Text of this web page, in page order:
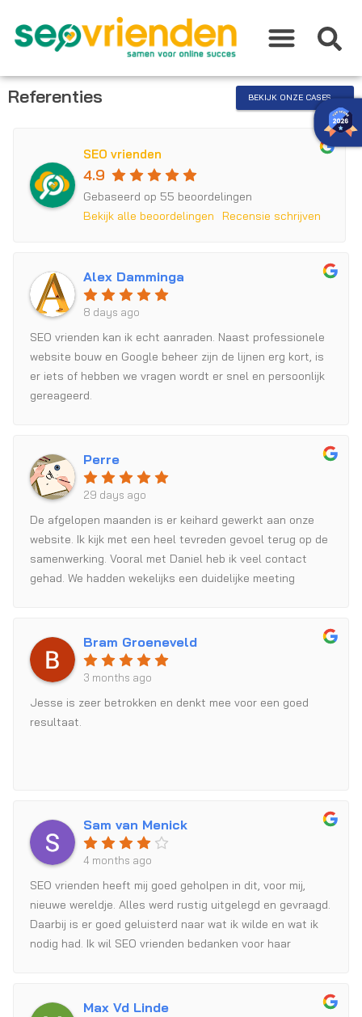
naar
inhoud
Referenties BEKIJK ONZE CASES
SEO vrienden
4.9
Gebaseerd op 55 beoordelingen
Bekijk alle beoordelingen
Recensie schrijven
Alex Damminga
8 days ago
SEO vrienden kan ik echt aanraden. Naast professionele
website bouw en Google beheer zijn de lijnen erg kort, is
er iets of hebben we vragen wordt er snel en persoonlijk
gereageerd.
Perre
29 days ago
De afgelopen maanden is er keihard gewerkt aan onze
website. Ik kijk met een heel tevreden gevoel terug op de
samenwerking. Vooral met Daniel heb ik veel contact
gehad. We hadden wekelijks een duidelijke meeting
hard gewerkt aan het project en we zijn dan ook erg
tevreden met zowel het meedenken als het
eindresultaat. Absoluut een aanrader!
Bram Groeneveld
3 months ago
Jesse is zeer betrokken en denkt mee voor een goed
resultaat.
Sam van Menick
4 months ago
SEO vrienden heeft mij goed geholpen in dit, voor mij,
nieuwe wereldje. Alles werd rustig uitgelegd en gevraagd.
Daarbij is er goed geluisterd naar wat ik wilde en wat ik
nodig had. Ik wil SEO vrienden bedanken voor haar
Max Vd Linde